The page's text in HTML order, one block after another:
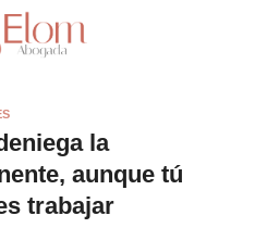
la
aunque tú
trabajar